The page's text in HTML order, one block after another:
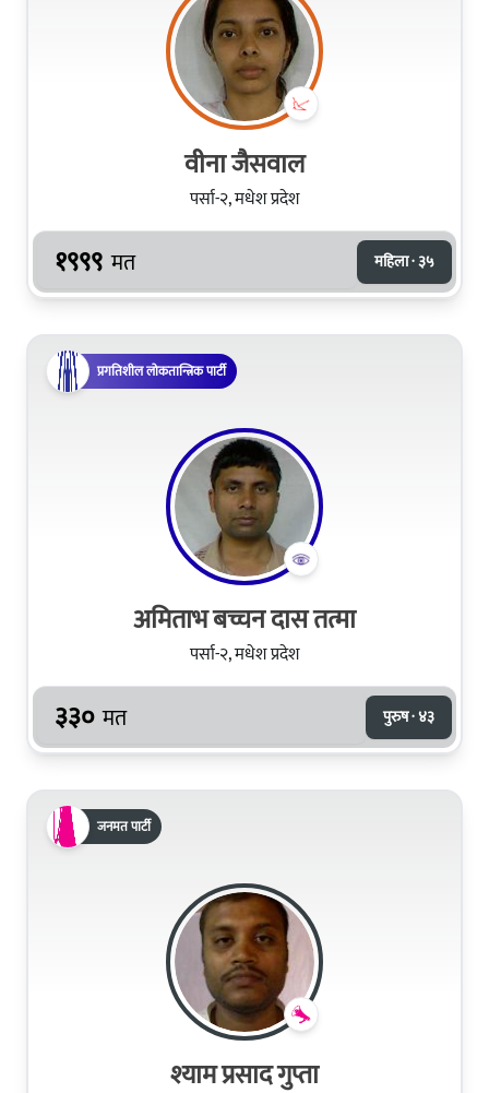
वीना जैसवाल
पर्सा-२, मधेश प्रदेश
१९९९ मत महिला · ३५
प्रगतिशील लोकतान्त्रिक पार्टी
अमिताभ बच्चन दास तत्मा
पर्सा-२, मधेश प्रदेश
३३० मत पुरुष · ४३
जनमत पार्टी
श्याम प्रसाद गुप्ता